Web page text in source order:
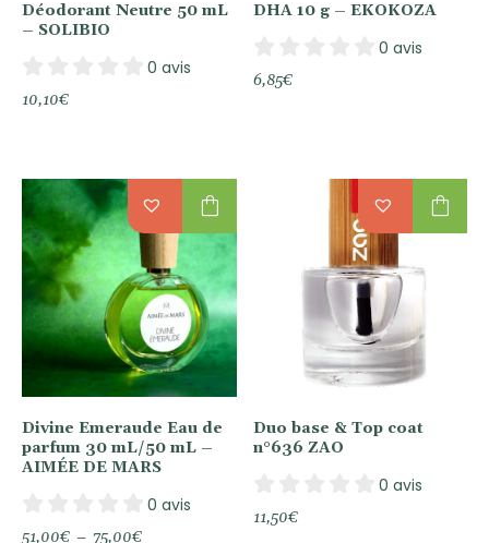
Déodorant Neutre 50 mL
– SOLIBIO
0 avis
10,10€
DHA 10 g – EKOKOZA
0 avis
6,85€
Divine Emeraude Eau de
parfum 30 mL/50 mL –
AIMÉE DE MARS
0 avis
51,00€ – 75,00€Plage
shopping_bag
Duo base & Top coat
n°636 ZAO
0 avis
11,50€
shopping_bag